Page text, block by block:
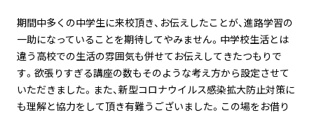
期間中多くの中学生に来校頂き、お伝えしたことが、進路学習の
一助になっていることを期待してやみません。中学校生活とは
違う高校での生活の雰囲気も併せてお伝えしてきたつもりで
す。欲張りすぎる講座の数もそのような考え方から設定させて
いただきました。また、新型コロナウイルス感染拡大防止対策に
も理解と協力をして頂き有難うございました。この場をお借り